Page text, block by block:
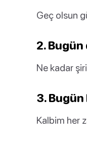
Geç olsun
2.
Ne kadar
3.
Kalbim her